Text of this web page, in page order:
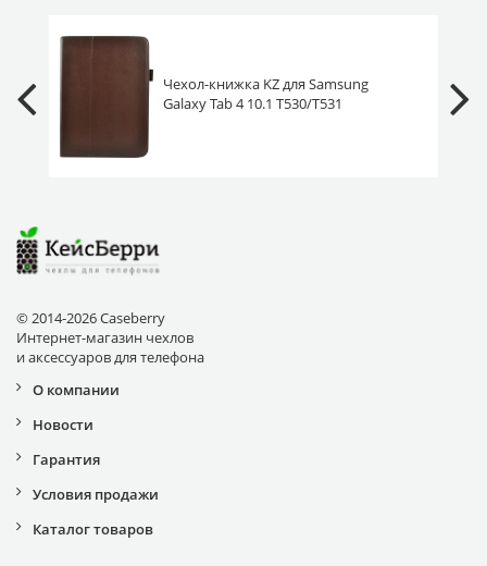
Чехол-книжка KZ для Samsung
Galaxy Tab 4 10.1 T530/T531
© 2014-2026 Caseberry
Интернет-магазин чехлов
и аксессуаров для телефона
О компании
Новости
Гарантия
Условия продажи
Каталог товаров